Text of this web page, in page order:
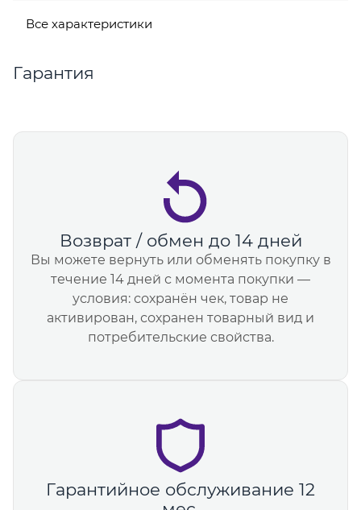
Все характеристики
Гарантия
Возврат / обмен до 14 дней
Вы можете вернуть или обменять покупку в
течение 14 дней с момента покупки —
условия: сохранён чек, товар не
активирован, сохранен товарный вид и
потребительские свойства.
Гарантийное обслуживание 12